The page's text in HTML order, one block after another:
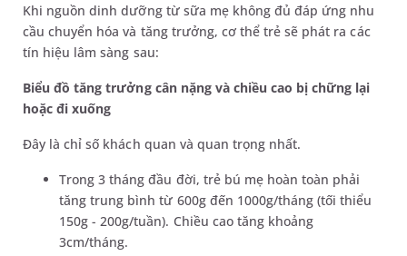
Khi nguồn dinh dưỡng từ sữa mẹ không đủ đáp ứng nhu
cầu chuyển hóa và tăng trưởng, cơ thể trẻ sẽ phát ra các
tín hiệu lâm sàng sau:
Biểu đồ tăng trưởng cân nặng và chiều cao bị chững lại
hoặc đi xuống
Đây là chỉ số khách quan và quan trọng nhất.
Trong 3 tháng đầu đời, trẻ bú mẹ hoàn toàn phải
tăng trung bình từ 600g đến 1000g/tháng (tối thiểu
150g - 200g/tuần). Chiều cao tăng khoảng
3cm/tháng.